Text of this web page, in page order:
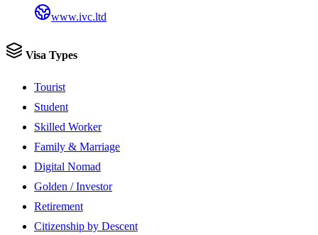
www.ivc.ltd
Visa Types
Tourist
Student
Skilled Worker
Family & Marriage
Digital Nomad
Golden / Investor
Retirement
Citizenship by Descent